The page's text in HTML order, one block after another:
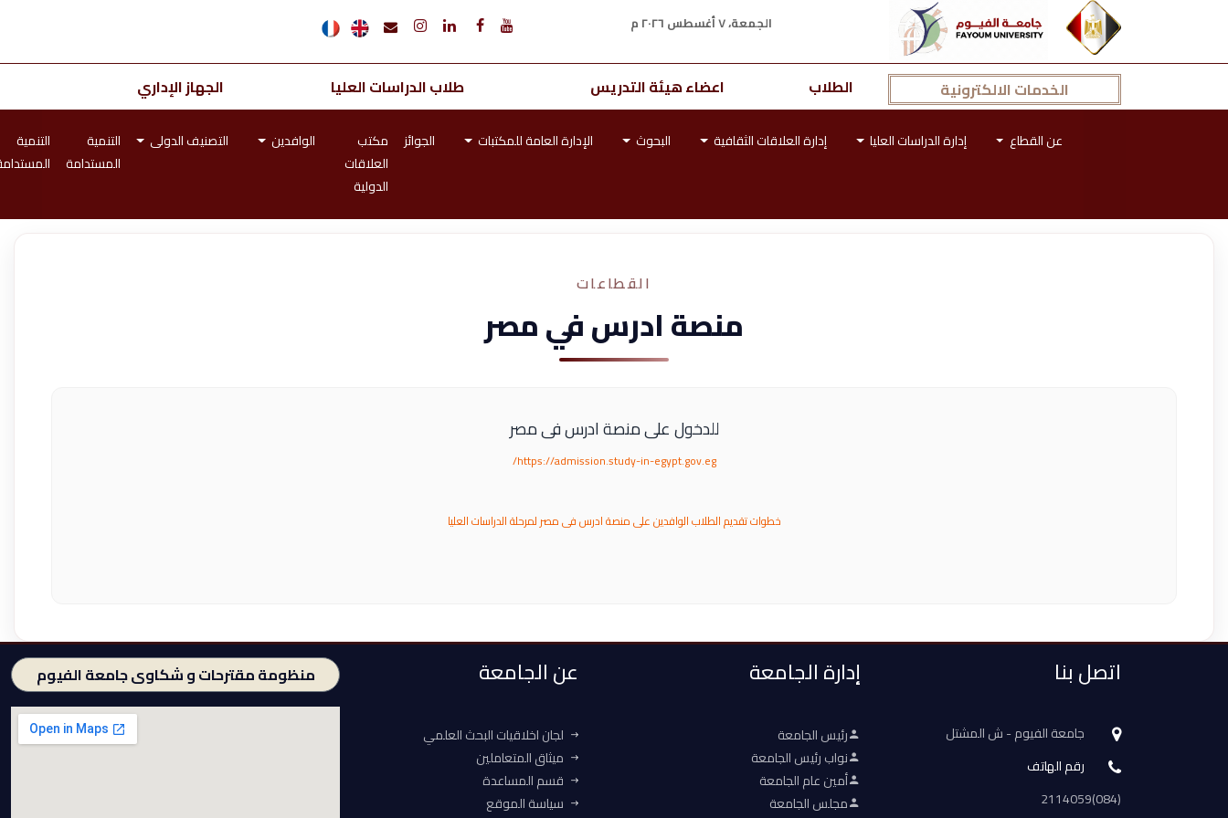
الجمعة، ٧ أغسطس ٢٠٢٦ م
الخدمات الالكترونية الطلاب اعضاء هيئة التدريس طلاب الدراسات العليا الجهاز الإداري
عن القطاع إدارة الدراسات العليا إدارة العلاقات الثقافية البحوث الإدارة العامة للمكتبات الجوائز
مكتب
العلاقات
الدولية
الوافدين التصنيف الدولى
التنمية
المستدامة
التنمية
القطاعات
منصة ادرس في مصر
للدخول على منصة ادرس فى مصر
https://admission.study-in-egypt.gov.eg/
خطوات تقديم الطلاب الوافدين على منصة ادرس فى مصر لمرحلة الدراسات العليا
اتصل بنا
جامعة الفيوم - ش المشتل
رقم الهاتف
(084)2114059
إدارة الجامعة
رئيس الجامعة
نواب رئيس الجامعة
أمين عام الجامعة
مجلس الجامعة
عن الجامعة
لجان اخلاقيات البحث العلمي
ميثاق المتعاملين
قسم المساعدة
سياسة الموقع
منظومة مقترحات و شكاوى جامعة الفيوم